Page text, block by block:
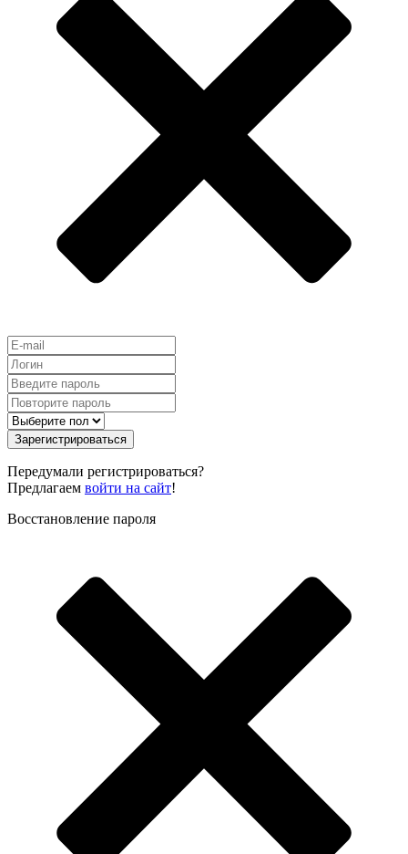
Зарегистрироваться
Передумали регистрироваться?
Предлагаем войти на сайт!
Восстановление пароля